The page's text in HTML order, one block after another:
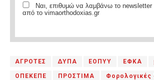
Ναι, επιθυμώ να λαμβάνω το newsletter
από το vimaorthodoxias.gr
ΑΓΡΟΤΕΣ ΔΥΠΑ ΕΟΠΥΥ ΕΦΚΑ
ΟΠΕΚΕΠΕ ΠΡΟΣΤΙΜΑ Φορολογικές